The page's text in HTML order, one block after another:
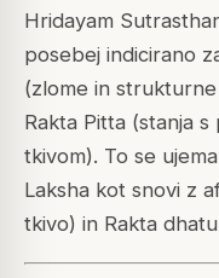
Hridayam
posebej indicirano
(zlome in
Rakta Pitta (stanja
tkivom). To se
Laksha kot snovi z
tkivo) in Rakta